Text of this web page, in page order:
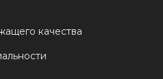
качества